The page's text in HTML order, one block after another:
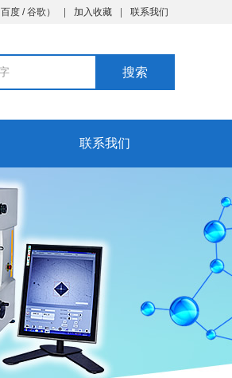
百度 /谷歌 ） 加入收藏 联系我们
联系我们